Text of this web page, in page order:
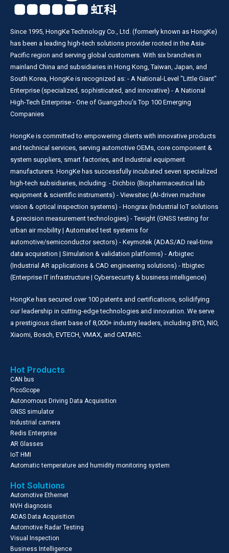
Since 1995, HongKe Technology Co., Ltd. (formerly known as HongKe)
has been a leading high-tech solutions provider rooted in the Asia-
Pacific region and serving global customers. With six branches in
mainland China and subsidiaries in Hong Kong, Taiwan, Japan, and
South Korea, HongKe is recognized as: - A National-Level "Little Giant"
Enterprise (specialized, sophisticated, and innovative) - A National
High-Tech Enterprise - One of Guangzhou’s Top 100 Emerging
Companies
HongKe is committed to empowering clients with innovative products
and technical services, serving automotive OEMs, core component &
system suppliers, smart factories, and industrial equipment
manufacturers. HongKe has successfully incubated seven specialized
high-tech subsidiaries, including: - Dichbio (Biopharmaceutical lab
equipment & scientific instruments) - Viewsitec (AI-driven machine
vision & optical inspection systems) - Hongrax (Industrial IoT solutions
& precision measurement technologies) - Tesight (GNSS testing for
urban air mobility | Automated test systems for
automotive/semiconductor sectors) - Keymotek (ADAS/AD real-time
data acquisition | Simulation & validation platforms) - Arbigtec
(Industrial AR applications & CAD engineering solutions) - Itbigtec
(Enterprise IT infrastructure | Cybersecurity & business intelligence)
HongKe has secured over 100 patents and certifications, solidifying
our leadership in cutting-edge technologies and innovation. We serve
a prestigious client base of 8,000+ industry leaders, including BYD, NIO,
Xiaomi, Bosch, EVTECH, VMAX, and CATARC.
Hot Products
CAN bus
PicoScope
Autonomous Driving Data Acquisition
GNSS simulator
Industrial camera
Redis Enterprise
AR Glasses
IoT HMI
Automatic temperature and humidity monitoring system
Hot Solutions
Automotive Ethernet
NVH diagnosis
ADAS Data Acquisition
Automotive Radar Testing
Visual Inspection
Business Intelligence